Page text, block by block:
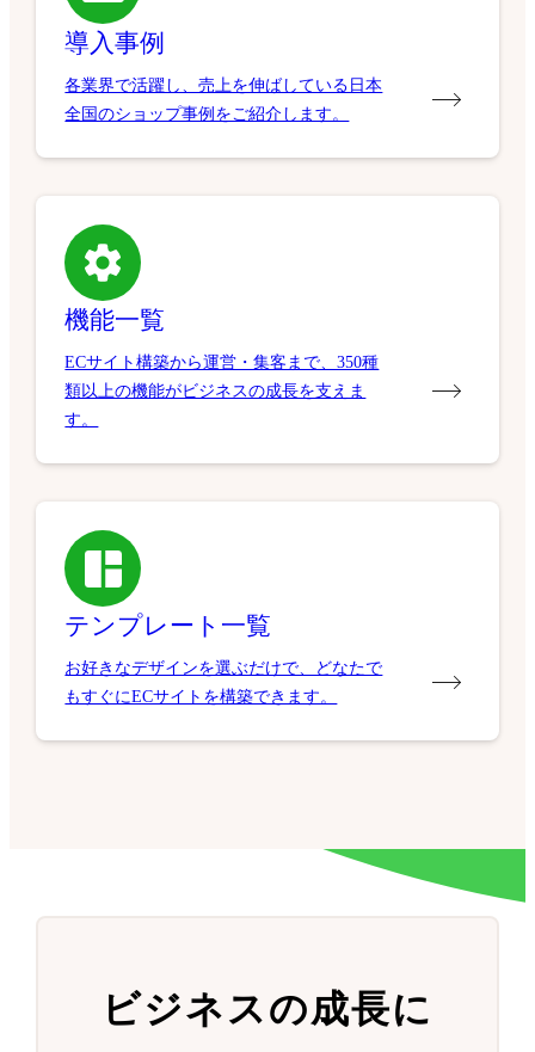
導入事例
各業界で活躍し、売上を伸ばしている日本
全国のショップ事例をご紹介します。
機能一覧
ECサイト構築から運営・集客まで、350種
類以上の機能がビジネスの成長を支えま
す。
テンプレート一覧
お好きなデザインを選ぶだけで、どなたで
もすぐにECサイトを構築できます。
ビジネスの成長に